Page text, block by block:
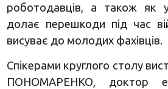
роботодавців, а також як
долає перешкоди під час
висуває до молодих фахівців.
Спікерами круглого столу
ПОНОМАРЕНКО, доктор